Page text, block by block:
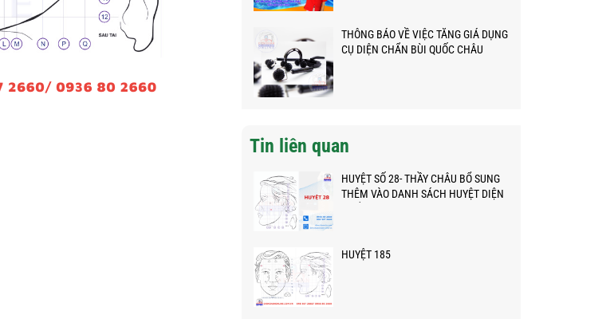
THÔNG BÁO VỀ VIỆC TĂNG GIÁ DỤNG
CỤ DIỆN CHẨN BÙI QUỐC CHÂU
Tin liên quan
HUYỆT SỐ 28- THẦY CHÂU BỔ SUNG
THÊM VÀO DANH SÁCH HUYỆT DIỆN
HUYỆT 185